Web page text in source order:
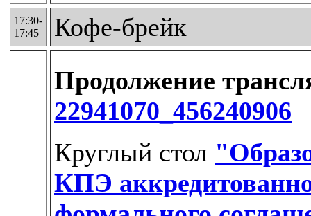
17:30-
17:45
Кофе-брейк
Продолжение
22941070_456240906
Круглый стол
КПЭ